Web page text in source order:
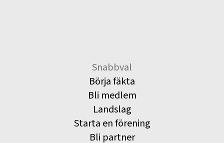
Snabbval
Börja fäkta
Bli medlem
Landslag
Starta en förening
Bli partner